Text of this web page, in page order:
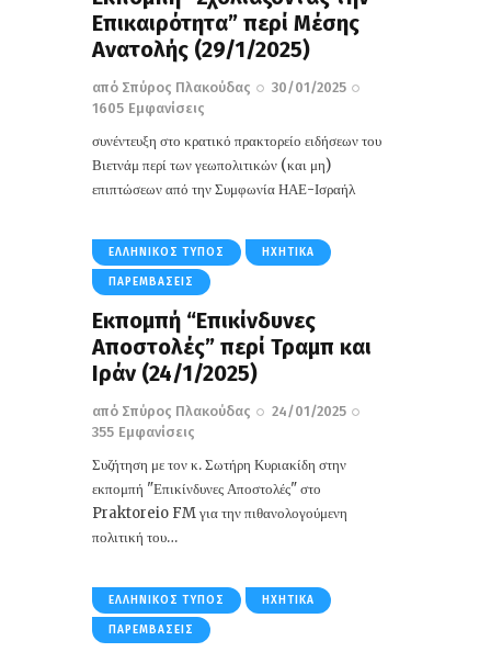
Επικαιρότητα” περί Μέσης
Ανατολής (29/1/2025)
από Σπύρος Πλακούδας
30/01/2025
1605 Εμφανίσεις
συνέντευξη στο κρατικό πρακτορείο ειδήσεων του
Βιετνάμ περί των γεωπολιτικών (και μη)
επιπτώσεων από την Συμφωνία ΗΑΕ-Ισραήλ
ΕΛΛΗΝΙΚΌΣ ΤΎΠΟΣ ΗΧΗΤΙΚΆ
ΠΑΡΕΜΒΆΣΕΙΣ
Εκπομπή “Επικίνδυνες
Αποστολές” περί Τραμπ και
Ιράν (24/1/2025)
από Σπύρος Πλακούδας
24/01/2025
355 Εμφανίσεις
Συζήτηση με τον κ. Σωτήρη Κυριακίδη στην
εκπομπή "Επικίνδυνες Αποστολές" στο
Praktoreio FM για την πιθανολογούμενη
πολιτική του…
ΕΛΛΗΝΙΚΌΣ ΤΎΠΟΣ ΗΧΗΤΙΚΆ
ΠΑΡΕΜΒΆΣΕΙΣ